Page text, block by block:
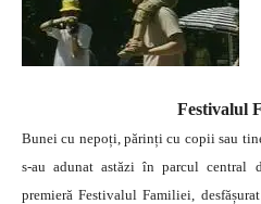
Festivalul
Bunei cu nepoți, părinți cu copii sau
s-au adunat astăzi în parcul central
premieră Festivalul Familiei,